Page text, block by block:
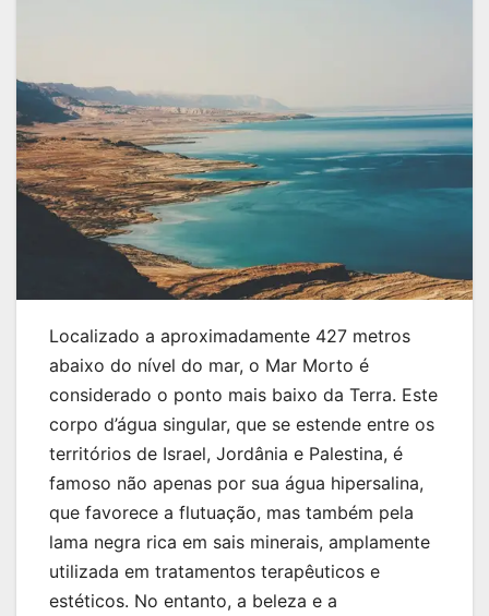
Localizado a aproximadamente 427 metros
abaixo do nível do mar, o Mar Morto é
considerado o ponto mais baixo da Terra. Este
corpo d’água singular, que se estende entre os
territórios de Israel, Jordânia e Palestina, é
famoso não apenas por sua água hipersalina,
que favorece a flutuação, mas também pela
lama negra rica em sais minerais, amplamente
utilizada em tratamentos terapêuticos e
estéticos. No entanto, a beleza e a